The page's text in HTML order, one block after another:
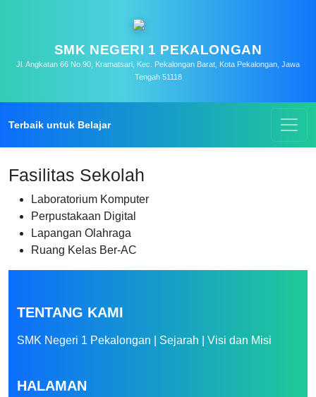
SMK NEGERI 1 PEKALONGAN
Jl. Angkatan 66 No.90, Kramatsari, Kec. Pekalongan Barat, Kota Pekalongan, Jawa
Tengah 51118
Terbaik untuk Belajar
Fasilitas Sekolah
Laboratorium Komputer
Perpustakaan Digital
Lapangan Olahraga
Ruang Kelas Ber-AC
TENTANG KAMI
SMK Negeri 1 Pekalongan | Sejarah | Visi dan Misi
HALAMAN